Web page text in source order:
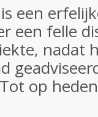
een
een felle
nadat
op